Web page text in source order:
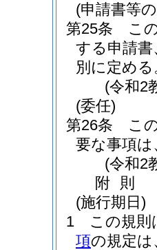
(申請書等
第25条
こ
する申請
別に定める
(令和2
(委任)
第26条
こ
要な事項
(令和2
附 則
(施行期日)
1
この規則
項の規定は